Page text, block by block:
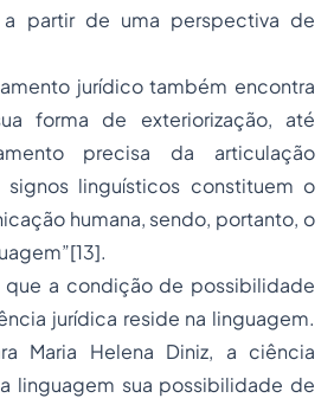
a partir de uma perspectiva de
jurídico também encontra
forma de exteriorização, até
precisa da articulação
linguísticos constituem o
humana, sendo, portanto, o
[13].
que a condição de possibilidade
jurídica reside na linguagem.
Maria Helena Diniz, a ciência
linguagem sua possibilidade de